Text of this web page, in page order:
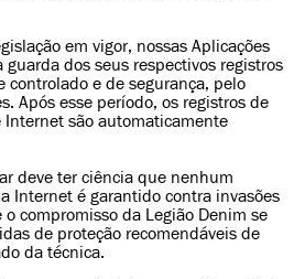
em vigor, nossas Aplicações
dos seus respectivos registros
controlado e de segurança, pelo
Após esse período, os registros de
Internet são automaticamente
deve ter ciência que nenhum
Internet é garantido contra invasões
compromisso da Legião Denim se
de proteção recomendáveis de
da técnica.